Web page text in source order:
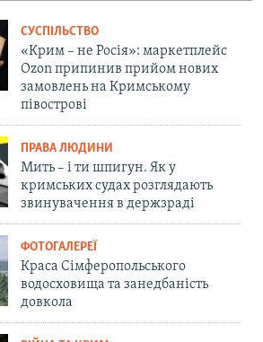
СУСПІЛЬСТВО
«Крим – не Росія»: маркетплейс
Ozon припинив прийом нових
замовлень на Кримському
півострові
ПРАВА ЛЮДИНИ
Мить – і ти шпигун. Як у
кримських судах розглядають
звинувачення в держзраді
ФОТОГАЛЕРЕЇ
Краса Сімферопольського
водосховища та занедбаність
довкола